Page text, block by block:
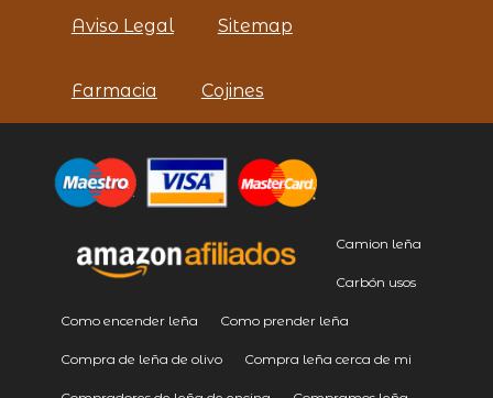
Aviso Legal Sitemap
Farmacia Cojines
Camion leña
Carbón usos
Como encender leña Como prender leña
Compra de leña de olivo Compra leña cerca de mi